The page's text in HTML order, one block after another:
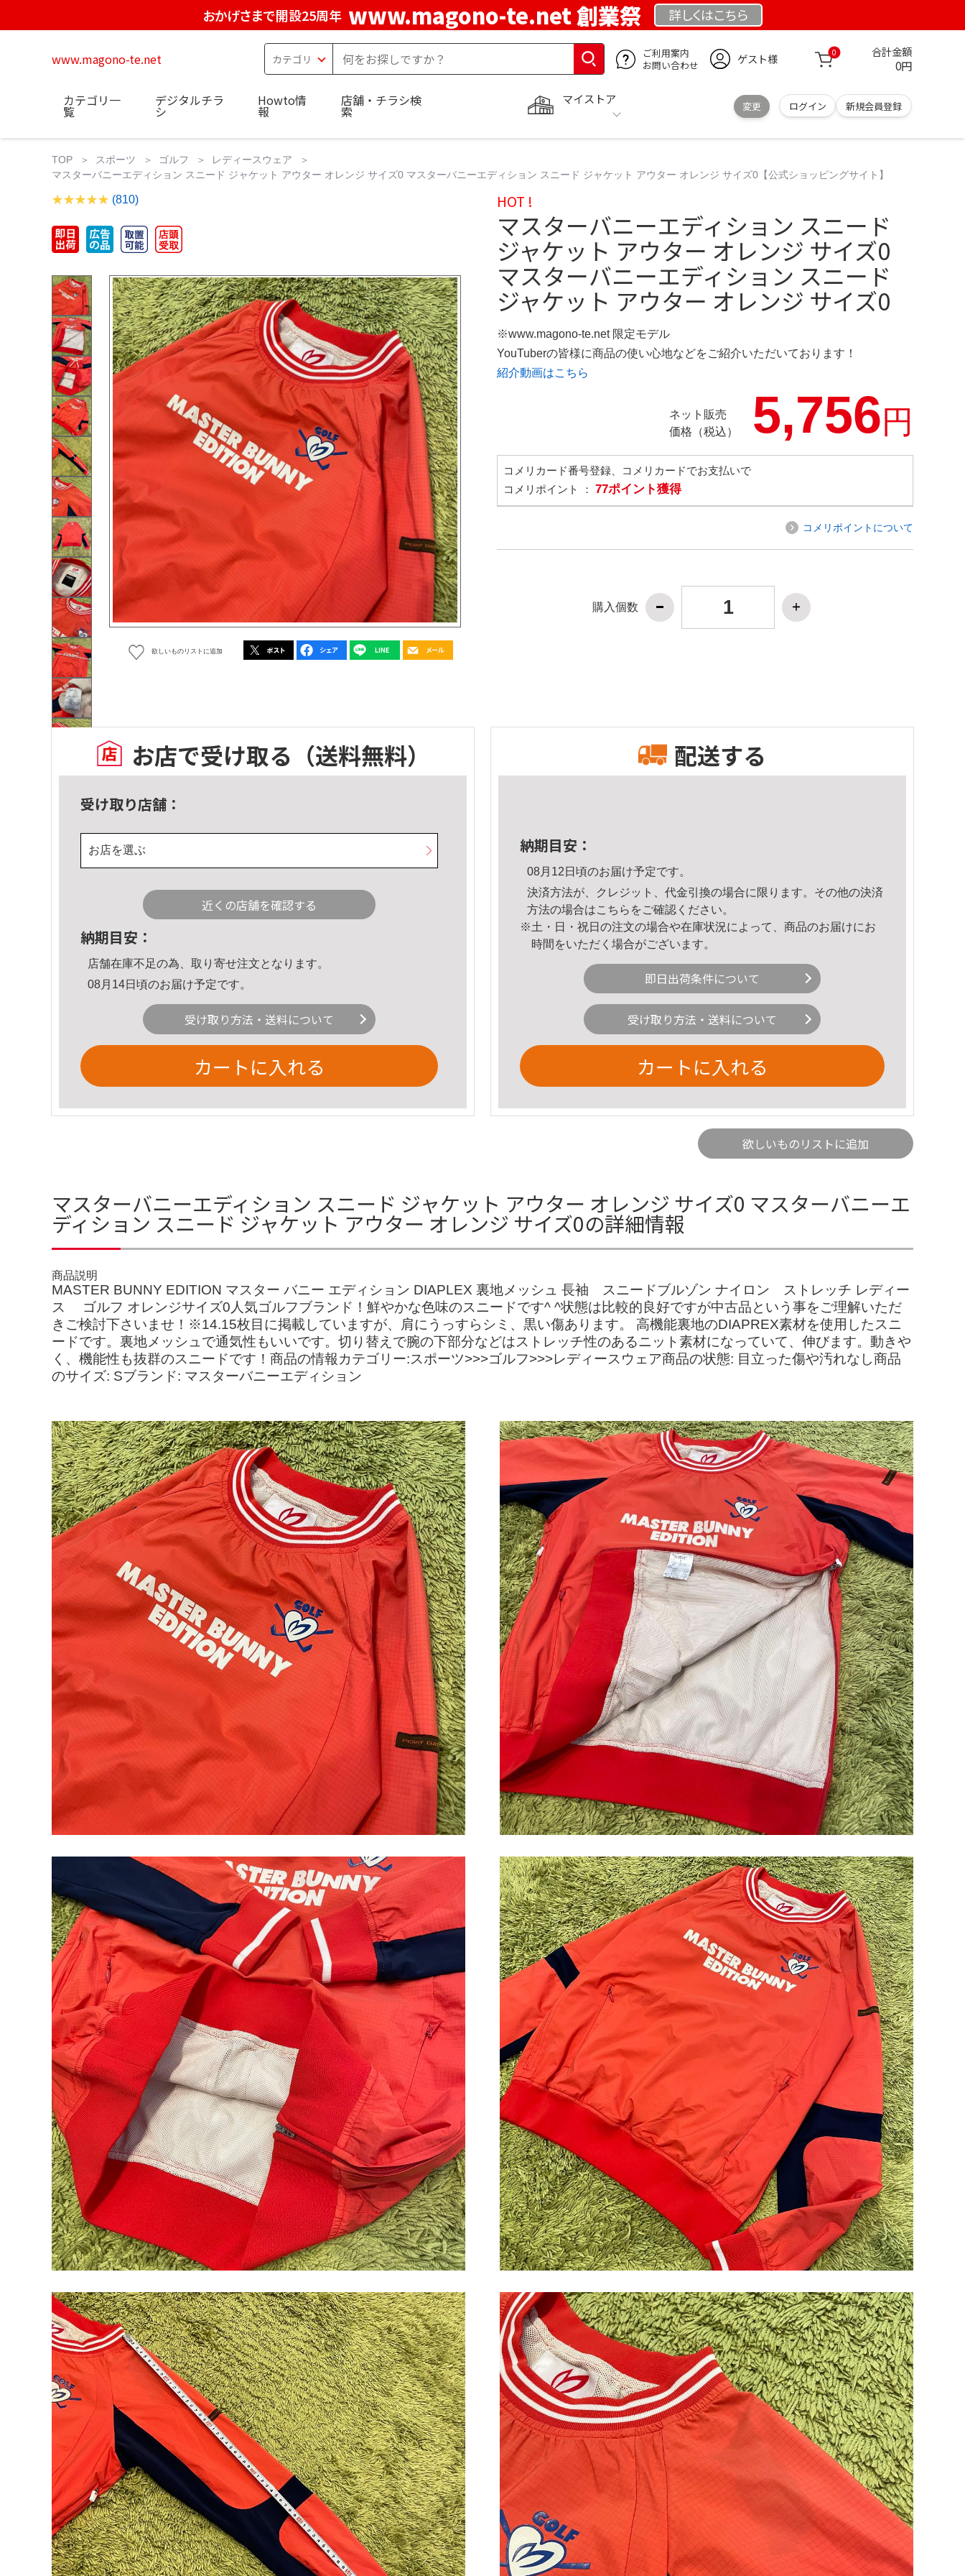
おかげさまで開設25周年 www.magono-te.net 創業祭 詳しくはこちら
www.magono-te.net
ご利用案内
お問い合わせ
ゲスト様 0 合計金額
0円
マイストア
変更 ログイン 新規会員登録
カテゴリ一
覧
デジタルチラ
シ
Howto情
報
店舗・チラシ検
索
TOP スポーツ ゴルフ
レディースウェア
マスターバニーエディション スニード ジャケット アウター オレンジ サイズ0 マスターバニーエディション スニード ジャケット アウター オレンジ サイズ0【公式ショッピングサイト】
(810)
欲しいものリストに追加
HOT !
マスターバニーエディション スニード
ジャケット アウター オレンジ サイズ0
マスターバニーエディション スニード
ジャケット アウター オレンジ サイズ0
※www.magono-te.net 限定モデル
YouTuberの皆様に商品の使い心地などをご紹介いただいております！
紹介動画はこちら
ネット販売
価格（税込）
5,756円
コメリカード番号登録、コメリカードでお支払いで
コメリポイント ： 77ポイント獲得
コメリポイントについて
購入個数
お店で受け取る （送料無料）
受け取り店舗：
お店を選ぶ
近くの店舗を確認する
納期目安：
店舗在庫不足の為、取り寄せ注文となります。
08月14日頃のお届け予定です。
受け取り方法・送料について
カートに入れる
配送する
納期目安：
08月12日頃のお届け予定です。
決済方法が、クレジット、代金引換の場合に限ります。その他の決済
方法の場合はこちら をご確認ください。
※土・日・祝日の注文の場合や在庫状況によって、商品のお届けにお
時間をいただく場合がございます。
即日出荷条件について
受け取り方法・送料について
カートに入れる
欲しいものリストに追加
マスターバニーエディション スニード ジャケット アウター オレンジ サイズ0 マスターバニーエ
ディション スニード ジャケット アウター オレンジ サイズ0の詳細情報
商品説明
MASTER BUNNY EDITION マスター バニー エディション DIAPLEX 裏地メッシュ 長袖 スニードブルゾン ナイロン ストレッチ レディー
ス ゴルフ オレンジサイズ0人気ゴルフブランド！鮮やかな色味のスニードです^ ^状態は比較的良好ですが中古品という事をご理解いただ
きご検討下さいませ！※14.15枚目に掲載していますが、肩にうっすらシミ、黒い傷あります。 高機能裏地のDIAPREX素材を使用したスニ
ードです。裏地メッシュで通気性もいいです。切り替えで腕の下部分などはストレッチ性のあるニット素材になっていて、伸びます。動きや
く、機能性も抜群のスニードです！商品の情報カテゴリー:スポーツ>>>ゴルフ>>>レディースウェア商品の状態: 目立った傷や汚れなし商品
のサイズ: Sブランド: マスターバニーエディション